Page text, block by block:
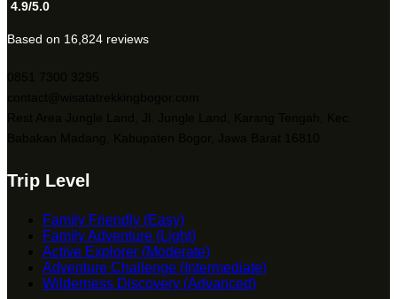
4.9/5.0
Based on 16,824 reviews
Trip Level
Family Friendly (Easy)
Family Adventure (Light)
Active Explorer (Moderate)
Adventure Challenge (Intermediate)
Wilderness Discovery (Advanced)